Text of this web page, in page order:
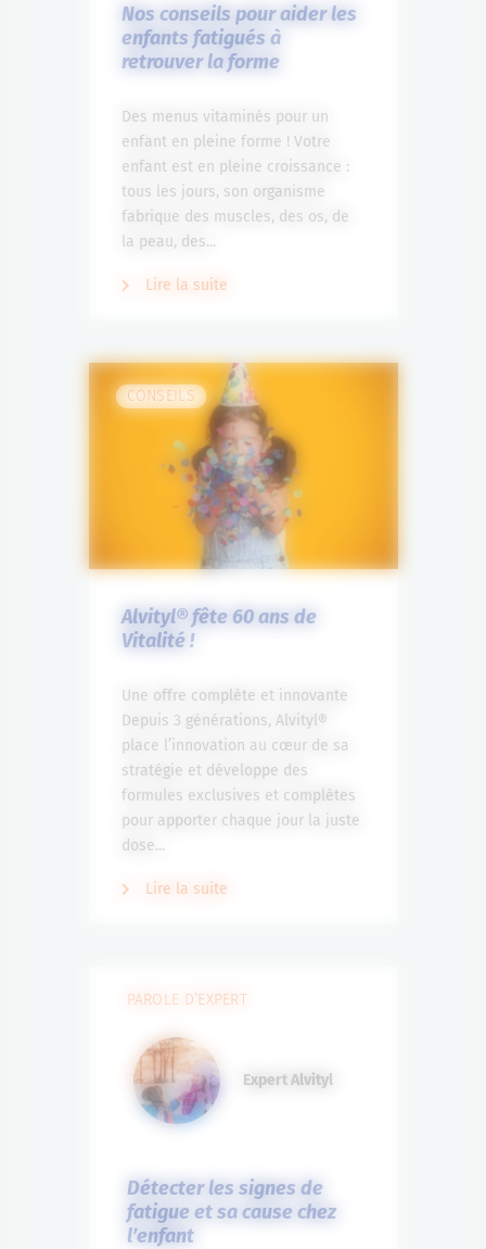
Nos conseils pour aider les
enfants fatigués à
retrouver la forme
Des menus vitaminés pour un
enfant en pleine forme ! Votre
enfant est en pleine croissance :
tous les jours, son organisme
fabrique des muscles, des os, de
la peau, des...
Lire la suite
CONSEILS
Alvityl® fête 60 ans de
Vitalité !
Une offre complète et innovante
Depuis 3 générations, Alvityl®
place l’innovation au cœur de sa
stratégie et développe des
formules exclusives et complètes
pour apporter chaque jour la juste
dose...
Lire la suite
PAROLE D’EXPERT
Expert Alvityl
Détecter les signes de
fatigue et sa cause chez
l’enfant